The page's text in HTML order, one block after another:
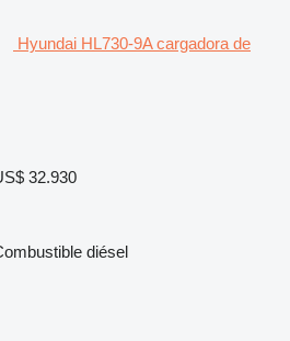
Hyundai HL730-9A cargadora de
32.930
diésel